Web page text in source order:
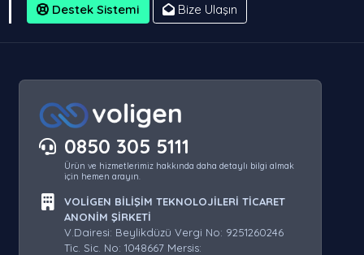
Destek Sistemi
Bize Ulaşın
0850 305 5111
Ürün ve hizmetlerimiz hakkında daha detaylı bilgi almak
için hemen arayın.
VOLİGEN BİLİŞİM TEKNOLOJİLERİ TİCARET
ANONİM ŞİRKETİ
V.Dairesi: Beylikdüzü Vergi No: 9251260246
Tic. Sic. No: 1048667 Mersis: